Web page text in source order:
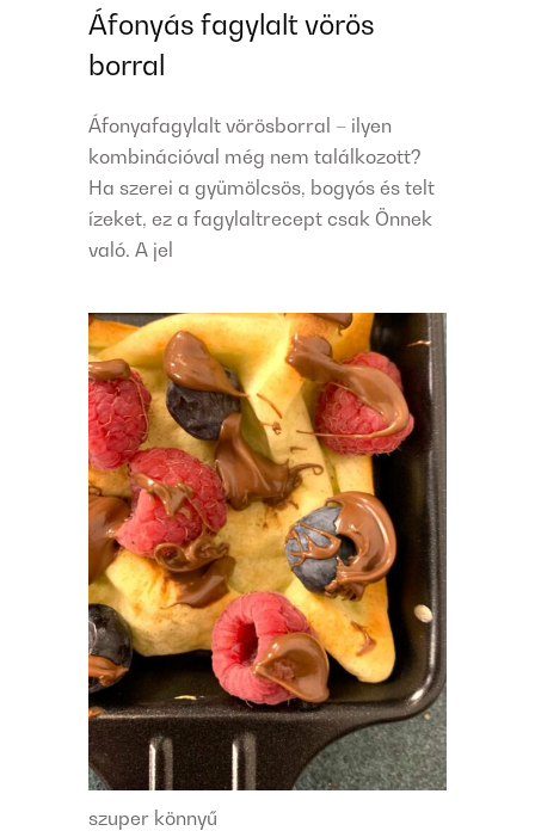
Áfonyás fagylalt vörös
borral
Áfonyafagylalt vörösborral – ilyen
kombinációval még nem találkozott?
Ha szerei a gyümölcsös, bogyós és telt
ízeket, ez a fagylaltrecept csak Önnek
való. A jel
szuper könnyű